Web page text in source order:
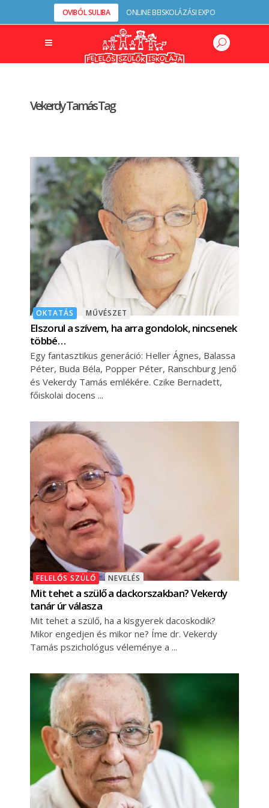
OVIBÓL SULIBA ONLINE BEISKOLÁZÁSI EXPO
Vekerdy Tamás Tag
OKTATÁS MŰVÉSZET
Elszorul a szívem, ha arra gondolok, nincsenek
többé…
Egy fantasztikus generáció: Heller Ágnes, Balassa
Péter, Buda Béla, Popper Péter, Ranschburg Jenő
és Vekerdy Tamás emlékére. Czike Bernadett,
főiskolai docens
FELELŐS SZÜLŐ NEVELÉS
Mit tehet a szülő a dackorszakban? Vekerdy
tanár úr válasza
Mit tehet a szülő, ha a kisgyerek dacoskodik?
Mikor engedjen és mikor ne? Íme dr. Vekerdy
Tamás pszichológus véleménye a